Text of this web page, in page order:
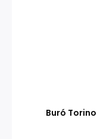
Buró Torino